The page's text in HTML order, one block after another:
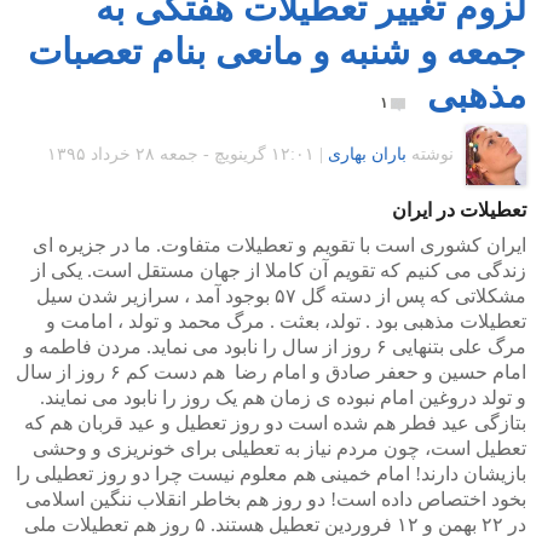
جمعه و شنبه و مانعی بنام تعصبات
مذهبی
۱
نوشته باران بهاری ۱۲:۰۱ گرينويچ - جمعه ۲۸ خرداد ۱۳۹۵
تعطیلات در ایران
ایران کشوری است با تقویم و تعطیلات متفاوت. ما در جزیره ای
زندگی می کنیم که تقویم آن کاملا از جهان مستقل است. یکی از
مشکلاتی که پس از دسته گل ۵۷ بوجود آمد ، سرازیر شدن سیل
تعطیلات مذهبی بود . تولد، بعثت . مرگ محمد و تولد ، امامت و
مرگ علی بتنهایی ۶ روز از سال را نابود می نماید. مردن فاطمه و
امام حسین و حعفر صادق و امام رضا هم دست کم ۶ روز از سال
و تولد دروغین امام نبوده ی زمان هم یک روز را نابود می نمایند.
بتازگی عید فطر هم شده است دو روز تعطیل و عید قربان هم که
تعطیل است، چون مردم نیاز به تعطیلی برای خونریزی و وحشی
بازیشان دارند! امام خمینی هم معلوم نیست چرا دو روز تعطیلی را
بخود اختصاص داده است! دو روز هم بخاطر انقلاب ننگین اسلامی
در ۲۲ بهمن و ۱۲ فروردین تعطیل هستند. ۵ روز هم تعطیلات ملی